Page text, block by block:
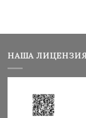
НАША